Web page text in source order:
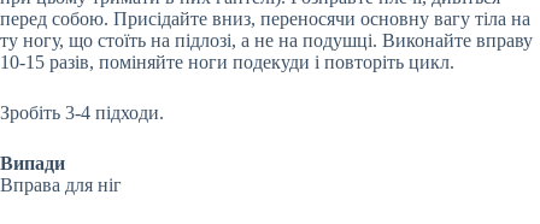
перед собою. Присідайте вниз, переносячи основну вагу тіла на
ту ногу, що стоїть на підлозі, а не на подушці. Виконайте вправу
10-15 разів, поміняйте ноги подекуди і повторіть цикл.
Зробіть 3-4 підходи.
Випади
Вправа для ніг